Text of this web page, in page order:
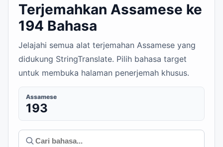
Terjemahkan Assamese ke
194 Bahasa
Jelajahi semua alat terjemahan Assamese yang
didukung StringTranslate. Pilih bahasa target
untuk membuka halaman penerjemah khusus.
Assamese
193